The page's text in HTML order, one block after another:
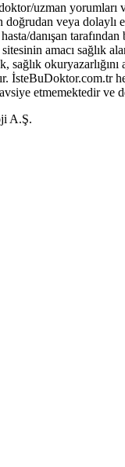
uzman yorumları
doğrudan veya dolaylı
danışan tarafından
amacı sağlık
sağlık okuryazarlığını
İsteBuDoktor.com.tr
etmemektedir ve
A.Ş.